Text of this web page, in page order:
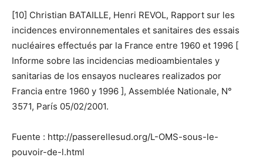
[10] Christian BATAILLE, Henri REVOL, Rapport sur les
incidences environnementales et sanitaires des essais
nucléaires effectués par la France entre 1960 et 1996 [
Informe sobre las incidencias medioambientales y
sanitarias de los ensayos nucleares realizados por
Francia entre 1960 y 1996 ], Assemblée Nationale, N°
3571, París 05/02/2001.
Fuente : http://passerellesud.org/L-OMS-sous-le-
pouvoir-de-l.html